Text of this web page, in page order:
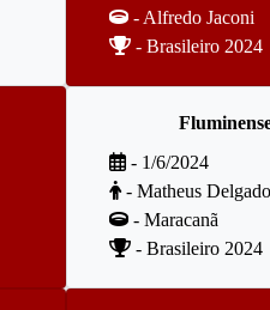
- Alfredo Jaconi
- Brasileiro 2024
- 1/6/2024
- Matheus
- Maracanã
- Brasileiro 2024